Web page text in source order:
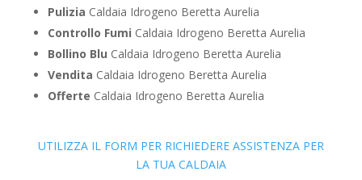
Pulizia Caldaia Idrogeno Beretta Aurelia
Controllo Fumi Caldaia Idrogeno Beretta Aurelia
Bollino Blu Caldaia Idrogeno Beretta Aurelia
Vendita Caldaia Idrogeno Beretta Aurelia
Offerte Caldaia Idrogeno Beretta Aurelia
UTILIZZA IL FORM PER RICHIEDERE ASSISTENZA PER
LA TUA CALDAIA